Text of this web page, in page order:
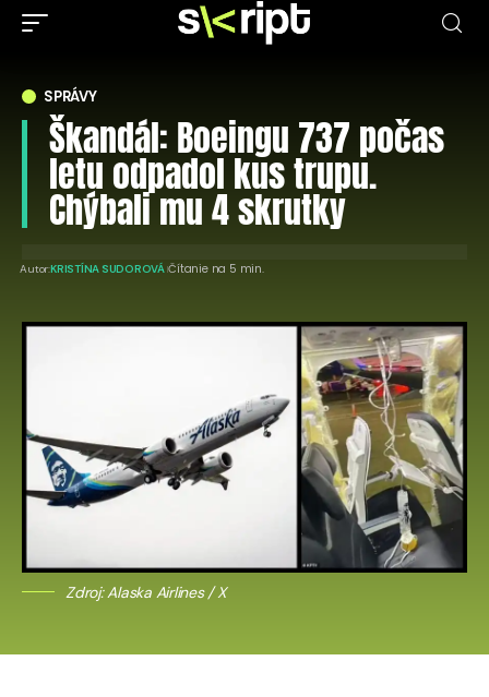
SPRÁVY
Škandál: Boeingu 737 počas
letu odpadol kus trupu.
Chýbali mu 4 skrutky
Autor:KRISTÍNA SUDOROVÁ Čítanie na 5 min.
Zdroj: Alaska Airlines / X